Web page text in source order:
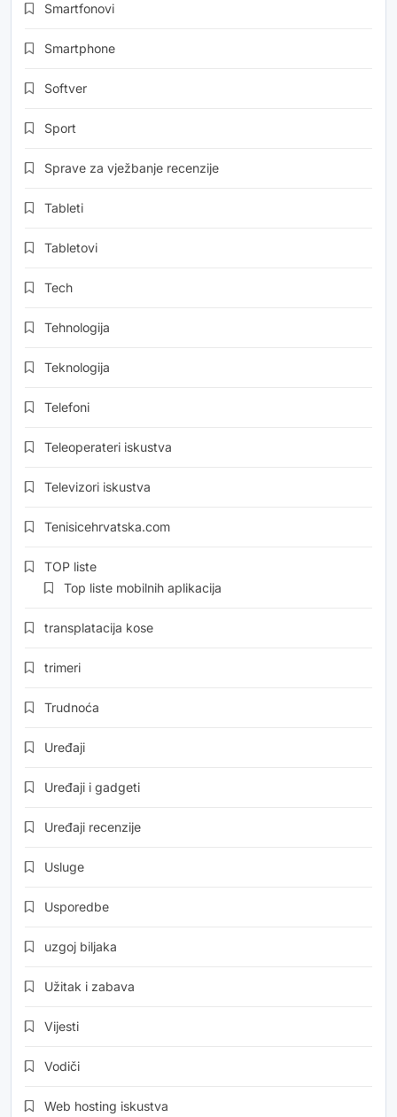
Smartfonovi
Smartphone
Softver
Sport
Sprave za vježbanje recenzije
Tableti
Tabletovi
Tech
Tehnologija
Teknologija
Telefoni
Teleoperateri iskustva
Televizori iskustva
Tenisicehrvatska.com
TOP liste
Top liste mobilnih aplikacija
transplatacija kose
trimeri
Trudnoća
Uređaji
Uređaji i gadgeti
Uređaji recenzije
Usluge
Usporedbe
uzgoj biljaka
Užitak i zabava
Vijesti
Vodiči
Web hosting iskustva